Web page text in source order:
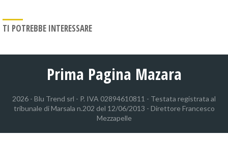
TI POTREBBE INTERESSARE
Prima Pagina Mazara
2026 - Blu Trend srl - P. IVA 02894610811 - Testata registrata al
tribunale di Marsala n.202 del 12/06/2013 - Direttore Francesco
Mezzapelle